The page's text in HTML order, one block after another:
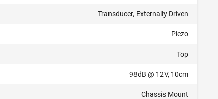
Transducer, Externally Driven
Piezo
Top
98dB @ 12V, 10cm
Chassis Mount